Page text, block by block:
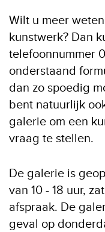
Wilt u meer
kunstwerk? Dan
telefoonnummer
onderstaand
dan zo spoedig
bent natuurlijk
galerie om een
vraag te stellen.
De galerie is
van 10 - 18 uur,
afspraak. De
geval op